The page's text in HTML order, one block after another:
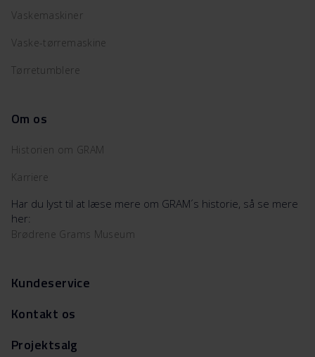
Vaskemaskiner
Vaske-tørremaskine
Tørretumblere
Om os
Historien om GRAM
Karriere
Har du lyst til at læse mere om GRAM´s historie, så se mere
her:
Brødrene Grams Museum
Kundeservice
Kontakt os
Projektsalg